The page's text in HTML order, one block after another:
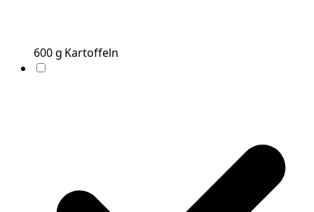
600g Kartoffeln